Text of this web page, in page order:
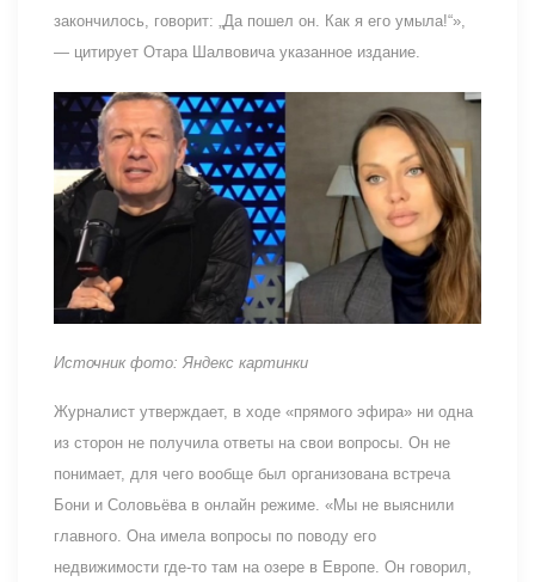
закончилось, говорит: „Да пошел он. Как я его умыла!“»,
— цитирует Отара Шалвовича указанное издание.
Источник фото: Яндекс картинки
Журналист утверждает, в ходе «прямого эфира» ни одна
из сторон не получила ответы на свои вопросы. Он не
понимает, для чего вообще был организована встреча
Бони и Соловьёва в онлайн режиме. «Мы не выяснили
главного. Она имела вопросы по поводу его
недвижимости где-то там на озере в Европе. Он говорил,